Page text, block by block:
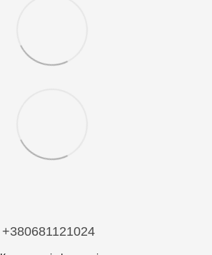
+380681121024